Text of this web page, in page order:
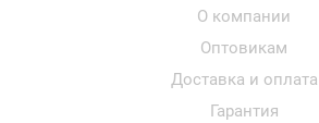
О компании
Оптовикам
Доставка и оплата
Гарантия